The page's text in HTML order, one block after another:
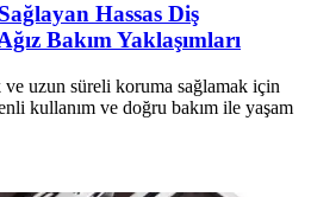
Hassas Diş
Bakım Yaklaşımları
uzun süreli koruma sağlamak için
kullanım ve doğru bakım ile yaşam